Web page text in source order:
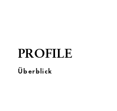
PROFILE
Überblick